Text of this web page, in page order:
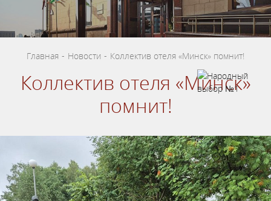
Главная - Новости - Коллектив отеля «Минск» помнит!
Коллектив отеля «Минск»
помнит!